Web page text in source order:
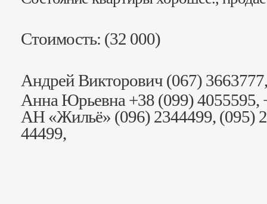
Стоимость: (32 000)
Андрей Викторович (067)
Анна Юрьевна +38 (099) 4055595,
АН «Жильё» (096) 2344499, (095)
44499,